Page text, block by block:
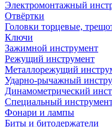
Электромонтажный
Отвёртки
Головки торцевые,
Ключи
Зажимной инструмент
Режущий инструмент
Металлорежущий
Ударно-рычажный
Динамометрический
Специальный
Фонари и лампы
Биты и битодержатели